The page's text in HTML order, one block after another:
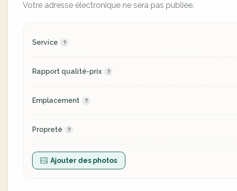
Votre adresse électronique ne sera pas publiée.
Service
Rapport qualité-prix
Emplacement
Propreté
Ajouter des photos